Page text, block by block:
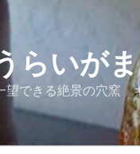
らいが
できる絶景の穴窯